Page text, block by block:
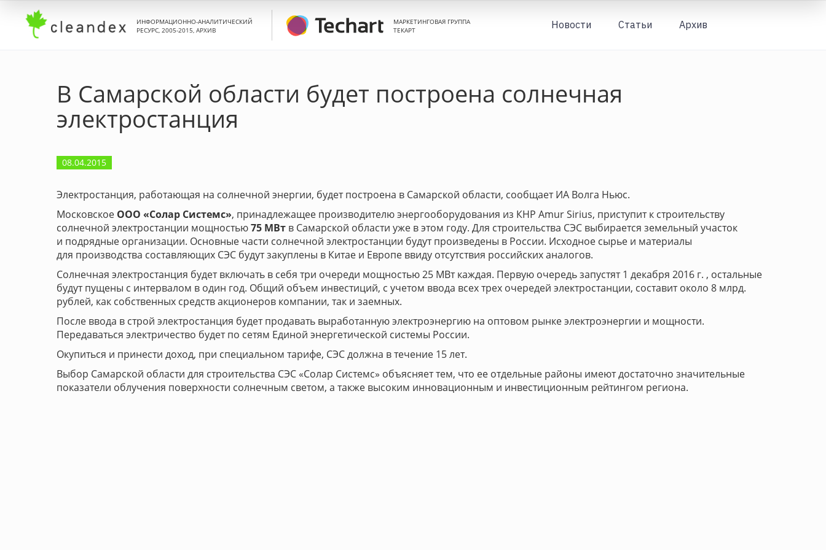
ИНФОРМАЦИОННО-АНАЛИТИЧЕСКИЙ
РЕСУРС, 2005-2015, АРХИВ
МАРКЕТИНГОВАЯ ГРУППА
ТЕКАРТ
Новости Статьи Архив
В Самарской области будет построена солнечная
электростанция
08.04.2015
Электростанция, работающая на солнечной энергии, будет построена в Самарской области, сообщает ИА Волга Ньюс.
Московское ООО «Солар Системс», принадлежащее производителю энергооборудования из КНР Amur Sirius, приступит к строительству
солнечной электростанции мощностью75 МВт в Самарской области уже в этом году. Для строительства СЭС выбирается земельный участок
и подрядные организации. Основные части солнечной электростанции будут произведены в России. Исходное сырье и материалы
для производства составляющих СЭС будут закуплены в Китае и Европе ввиду отсутствия российских аналогов.
Солнечная электростанция будет включать в себя три очереди мощностью 25 МВт каждая. Первую очередь запустят 1 декабря 2016 г. , остальные
будут пущены с интервалом в один год. Общий объем инвестиций, с учетом ввода всех трех очередей электростанции, составит около 8 млрд.
рублей, как собственных средств акционеров компании, так и заемных.
После ввода в строй электростанция будет продавать выработанную электроэнергию на оптовом рынке электроэнергии и мощности.
Передаваться электричество будет по сетям Единой энергетической системы России.
Окупиться и принести доход, при специальном тарифе, СЭС должна в течение 15 лет.
Выбор Самарской области для строительства СЭС «Солар Системс» объясняет тем, что ее отдельные районы имеют достаточно значительные
показатели облучения поверхности солнечным светом, а также высоким инновационным и инвестиционным рейтингом региона.